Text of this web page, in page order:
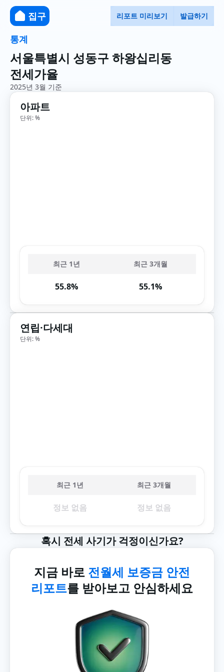
집구 리포트 미리보기 발급하기
통계
서울특별시 성동구 하왕십리동
전세가율
2025년 3월 기준
아파트
단위: %
최근 1년 최근 3개월
55.8% 55.1%
연립·다세대
단위: %
최근 1년 최근 3개월
정보 없음 정보 없음
혹시 전세 사기가 걱정이신가요?
지금 바로 전월세 보증금 안전
리포트를 받아보고 안심하세요